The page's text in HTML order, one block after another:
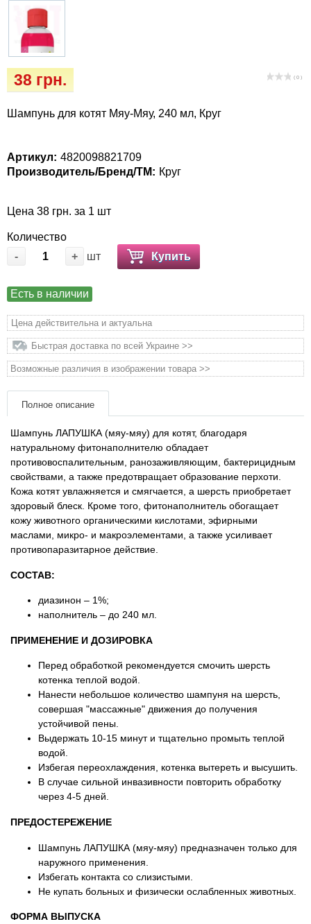
( 0 )
38 грн.
Шампунь для котят Мяу-Мяу, 240 мл, Круг
Артикул: 4820098821709
Производитель/Бренд/ТМ: Круг
Цена 38 грн. за 1 шт
Количество
-
+ шт Купить
Есть в наличии
Цена действительна и актуальна
Быстрая доставка по всей Украине >>
Возможные различия в изображении товара >>
Полное описание
Шампунь ЛАПУШКА (мяу-мяу) для котят, благодаря
натуральному фитонаполнителю обладает
противовоспалительным, ранозаживляющим, бактерицидным
свойствами, а также предотвращает образование перхоти.
Кожа котят увлажняется и смягчается, а шерсть приобретает
здоровый блеск. Кроме того, фитонаполнитель обогащает
кожу животного органическими кислотами, эфирными
маслами, микро- и макроэлементами, а также усиливает
противопаразитарное действие.
СОСТАВ:
диазинон – 1%;
наполнитель – до 240 мл.
ПРИМЕНЕНИЕ И ДОЗИРОВКА
Перед обработкой рекомендуется смочить шерсть
котенка теплой водой.
Нанести небольшое количество шампуня на шерсть,
совершая "массажные" движения до получения
устойчивой пены.
Выдержать 10-15 минут и тщательно промыть теплой
водой.
Избегая переохлаждения, котенка вытереть и высушить.
В случае сильной инвазивности повторить обработку
через 4-5 дней.
ПРЕДОСТЕРЕЖЕНИЕ
Шампунь ЛАПУШКА (мяу-мяу) предназначен только для
наружного применения.
Избегать контакта со слизистыми.
Не купать больных и физически ослабленных животных.
ФОРМА ВЫПУСКА
Ласощі та корма
Vet Diet Canine Wet – ветеринарные диеты
для собак
Лежаки, домики, охлаждая коврики
Миски, автокормушки, поилки
Переноски, сумки, клетки
Послеоперационные средства и
Подарочные сертификаты
Товары для голубей
Товары для грызунов
Товары для лошадей
Товары для людей
Хозряд - хозтовары оптом
Популярные зоотовары
Архив / Снято с производства